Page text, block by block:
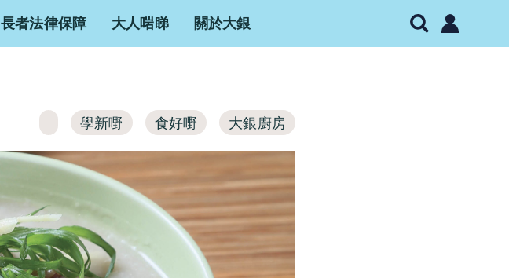
長者法律保障 大人啱睇 關於大銀
學新嘢 食好嘢 大銀廚房